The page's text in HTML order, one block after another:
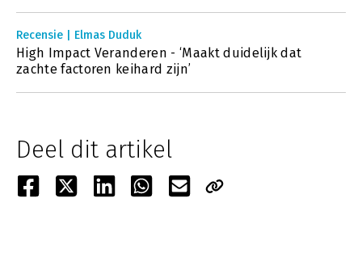
Recensie | Elmas Duduk
High Impact Veranderen - ‘Maakt duidelijk dat
zachte factoren keihard zijn’
Deel dit artikel